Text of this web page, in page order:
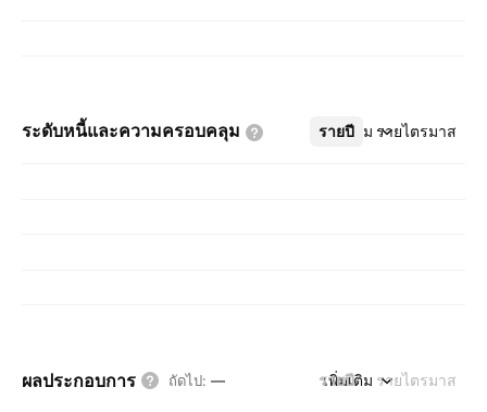
ระดับหนี้และความครอบคลุม รายปี รายไตรมาส
เพิ่มเติม
ผลประกอบการ ถัดไป: — รายปี รายไตรมาส
เพิ่มเติม